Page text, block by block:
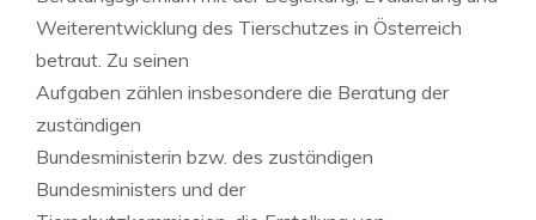
Weiterentwicklung des Tierschutzes in Österreich
betraut. Zu seinen
Aufgaben zählen insbesondere die Beratung der
zuständigen
Bundesministerin bzw. des zuständigen
Bundesministers und der